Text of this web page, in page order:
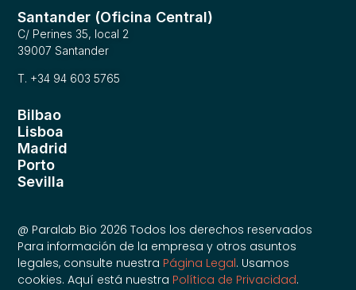
Santander (Oficina Central)
C/ Perines 35, local 2
39007 Santander
T. +34 94 603 5765
Bilbao
Lisboa
Madrid
Porto
Sevilla
@ Paralab Bio 2026 Todos los derechos reservados
Para información de la empresa y otros asuntos
legales, consulte nuestra Página Legal. Usamos
cookies. Aquí está nuestra Política de Privacidad.